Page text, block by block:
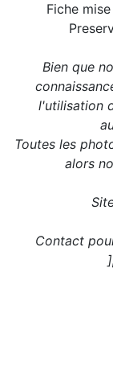
Fiche
Bien que
l'utilisation
Toutes les
alors
Contact